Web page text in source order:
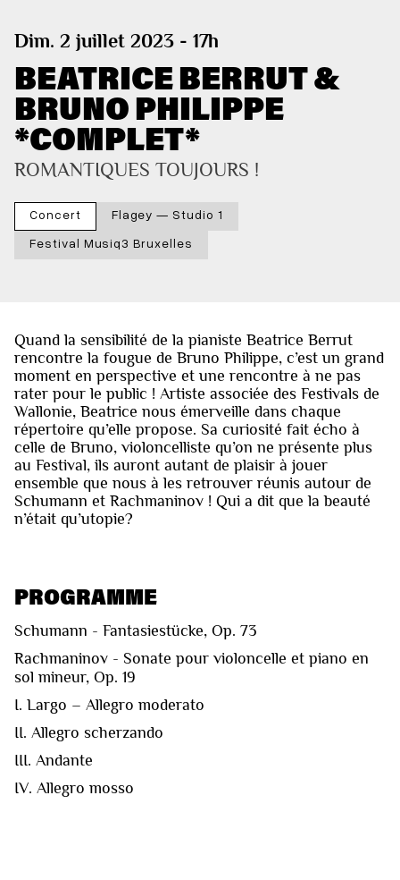
Dim. 2 juillet 2023 - 17h
BEATRICE BERRUT &
BRUNO PHILIPPE
*COMPLET*
ROMANTIQUES TOUJOURS !
Concert
Flagey — Studio 1
Festival Musiq3 Bruxelles
Quand la sensibilité de la pianiste Beatrice Berrut
rencontre la fougue de Bruno Philippe, c’est un grand
moment en perspective et une rencontre à ne pas
rater pour le public ! Artiste associée des Festivals de
Wallonie, Beatrice nous émerveille dans chaque
répertoire qu’elle propose. Sa curiosité fait écho à
celle de Bruno, violoncelliste qu’on ne présente plus
au Festival, ils auront autant de plaisir à jouer
ensemble que nous à les retrouver réunis autour de
Schumann et Rachmaninov ! Qui a dit que la beauté
n’était qu’utopie?
PROGRAMME
Schumann - Fantasiestücke, Op. 73
Rachmaninov - Sonate pour violoncelle et piano en
sol mineur, Op. 19
I. Largo – Allegro moderato
II. Allegro scherzando
III. Andante
IV. Allegro mosso